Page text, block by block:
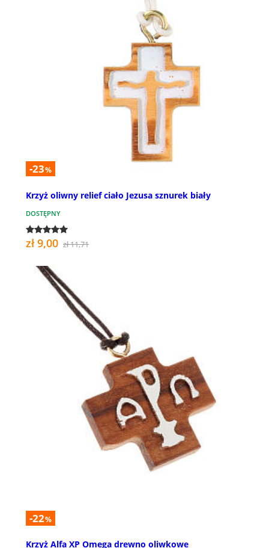
-23%
Krzyż oliwny relief ciało Jezusa sznurek biały
DOSTĘPNY
zł 9,00 zł 11,71
-22%
Krzyż Alfa XP Omega drewno oliwkowe